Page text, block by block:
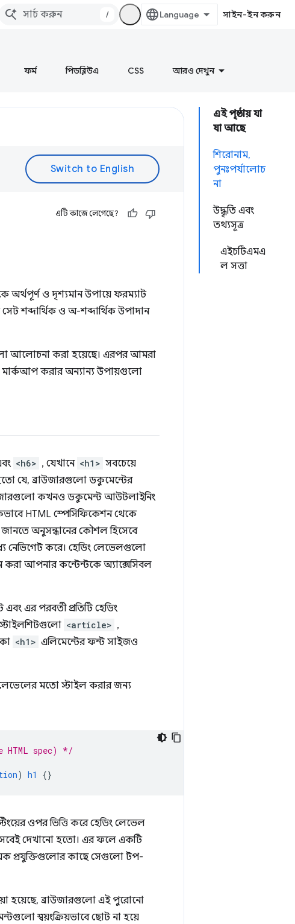
/ সাইন-ইন করুন
ফর্ম পিডব্লিউএ CSS আরও দেখুন
এই পৃষ্ঠায় যা
যা আছে
শিরোনাম,
পুনঃপর্যালোচ
না
উদ্ধৃতি এবং
তথ্যসূত্র
এইচটিএমএ
ল সত্তা
এটি কাজে লেগেছে?
অর্থপূর্ণ ও দৃশ্যমান উপায়ে ফরম্যাট
শব্দার্থিক ও অ-শব্দার্থিক উপাদান
আলোচনা করা হয়েছে। এরপর আমরা
মার্কআপ করার অন্যান্য উপায়গুলো
<h6> , যেখানে <h1> সবচেয়ে
যে, ব্রাউজারগুলো ডকুমেন্টের
কখনও ডকুমেন্ট আউটলাইনিং
HTML স্পেসিফিকেশন থেকে
জানতে অনুসন্ধানের কৌশল হিসেবে
নেভিগেট করে। হেডিং লেভেলগুলো
আপনার কন্টেন্টকে অ্যাক্সেসিবল
এর পরবর্তী প্রতিটি হেডিং
<article> ,
<h1> এলিমেন্টের ফন্ট সাইজও
মতো স্টাইল করার জন্য
HTML spec) */
) h1 {}
ওপর ভিত্তি করে হেডিং লেভেল
দেখানো হতো। এর ফলে একটি
প্রযুক্তিগুলোর কাছে সেগুলো টপ-
হয়েছে, ব্রাউজারগুলো এই পুরোনো
স্বয়ংক্রিয়ভাবে ছোট না হয়ে